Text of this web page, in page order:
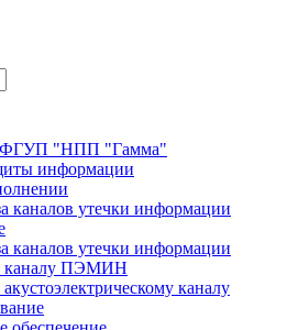
ФГУП "НПП "Гамма"
информации
каналов утечки информации
каналов утечки информации
каналу ПЭМИН
каналу